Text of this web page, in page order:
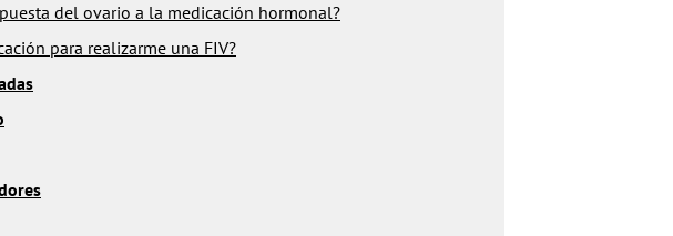
del ovario a la medicación hormonal?
para realizarme una FIV?